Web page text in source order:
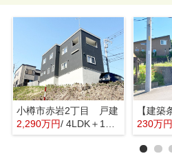
小樽市赤岩2丁目 戸建
2,290万円/ 4LDK＋1S(納戸)
230万円